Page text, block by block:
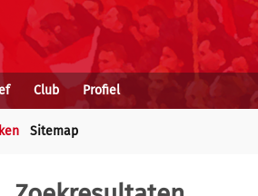
Club Profiel
Sitemap